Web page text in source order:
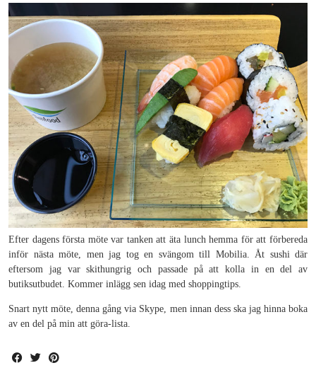
Efter dagens första möte var tanken att äta lunch hemma för att förbereda
inför nästa möte, men jag tog en svängom till Mobilia. Åt sushi där
eftersom jag var skithungrig och passade på att kolla in en del av
butiksutbudet. Kommer inlägg sen idag med shoppingtips.
Snart nytt möte, denna gång via Skype, men innan dess ska jag hinna boka
av en del på min att göra-lista.